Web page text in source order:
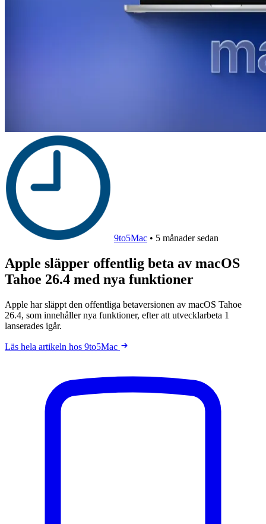
9to5Mac • 5 månader sedan
Apple släpper offentlig beta av macOS
Tahoe 26.4 med nya funktioner
Apple har släppt den offentliga betaversionen av macOS Tahoe
26.4, som innehåller nya funktioner, efter att utvecklarbeta 1
lanserades igår.
Läs hela artikeln hos 9to5Mac